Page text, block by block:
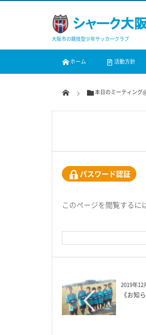
大阪市の競技型少年サッカークラブ
ホーム 活動方針
本日のミーティング
パスワード認証
このページを閲覧するに
2019年12
《お知